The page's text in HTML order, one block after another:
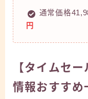
通常価格
円
【タイムセ
情報おすすめ